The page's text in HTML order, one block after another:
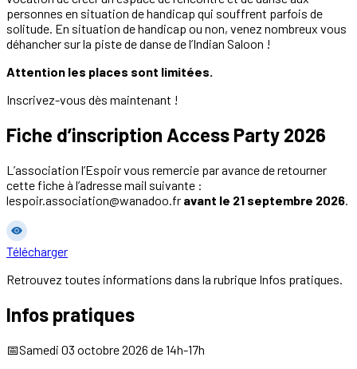
personnes en situation de handicap qui souffrent parfois de
solitude. En situation de handicap ou non, venez nombreux vous
déhancher sur la piste de danse de l’Indian Saloon !
Attention les places sont limitées.
Inscrivez-vous dès maintenant !
Fiche d’inscription Access Party 2026
L’association l’Espoir vous remercie par avance de retourner
cette fiche à l’adresse mail suivante :
lespoir.association@wanadoo.fr avant le 21 septembre 2026.
Télécharger
Retrouvez toutes informations dans la rubrique Infos pratiques.
Infos pratiques
📅Samedi 03 octobre 2026 de 14h-17h